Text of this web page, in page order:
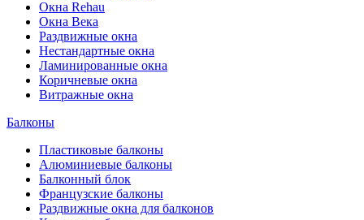
Окна Rehau
Окна Века
Раздвижные окна
Нестандартные окна
Ламинированные окна
Коричневые окна
Витражные окна
Балконы
Пластиковые балконы
Алюминиевые балконы
Балконный блок
Французские балконы
Раздвижные окна для балконов